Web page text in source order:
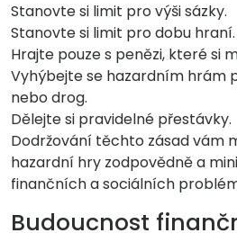
Stanovte si limit pro výši sázky.
Stanovte si limit pro dobu hraní.
Hrajte pouze s penězi, které si
Vyhýbejte se hazardním hrám
nebo drog.
Dělejte si pravidelné přestávky.
Dodržování těchto zásad vám
hazardní hry zodpovědně a
finančních a sociálních
Budoucnost